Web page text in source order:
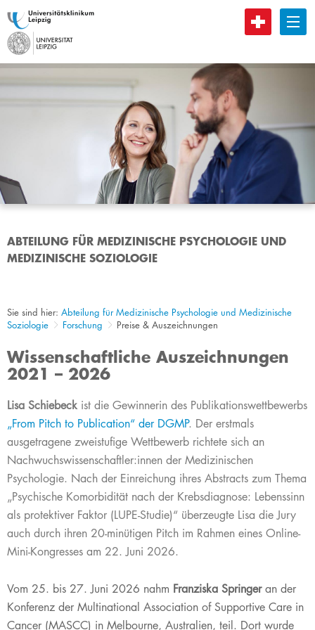
B
ABTEILUNG FÜR MEDIZINISCHE PSYCHOLOGIE UND
MEDIZINISCHE SOZIOLOGIE
Sie sind hier: Abteilung für Medizinische Psychologie und Medizinische
Soziologie
Forschung Preise & Auszeichnungen
Wissenschaftliche Auszeichnungen
2021 – 2026
​Lisa Schiebeck ist die Gewinnerin des Publikationswettbewerbs
„From Pitch to Publication“ der DG​MP. Der erstmals
ausgetragene zweistufige Wettbewerb richtete sich an
Nachwuchswissenschaftler:innen der Medizinischen
Psychologie. Nach der Einreichung ihres Abstracts zum Thema
„Psychische Komorbidität nach der Krebsdiagnose: Lebenssinn
als protektiver Faktor (LUPE-Studie)“ überzeugte Lisa die Jury
auch durch ihren 20-minütigen Pitch im Rahmen eines Online-
Mini-Kongresses am 22. Juni 2026.
Vom 25. bis 27. Juni 2026 nahm Franziska Springeran der
Konferenz der Multinational Association of Supportive Care in
Cancer (MASCC) in Melbourne, Australien, teil. Dort wurde